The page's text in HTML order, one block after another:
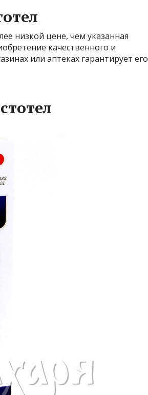
низкой цене, чем указанная
качественного и
или аптеках гарантирует его